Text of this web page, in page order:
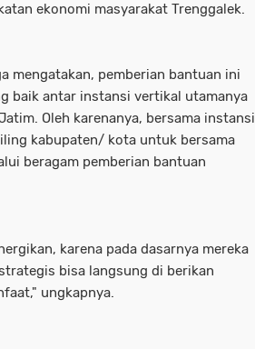
ekonomi masyarakat Trenggalek.
mengatakan, pemberian bantuan ini
baik antar instansi vertikal utamanya
Oleh karenanya, bersama instansi
kabupaten/ kota untuk bersama
beragam pemberian bantuan
karena pada dasarnya mereka
bisa langsung di berikan
ungkapnya.